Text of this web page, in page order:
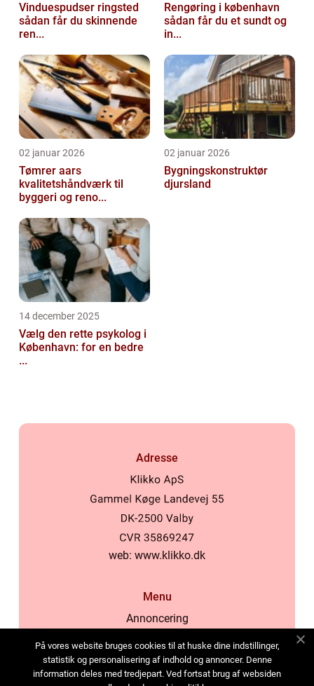
Vinduespudser ringsted
sådan får du skinnende
ren...
Rengøring i københavn
sådan får du et sundt og
in...
02 januar 2026
Tømrer aars
kvalitetshåndværk til
byggeri og reno...
02 januar 2026
Bygningskonstruktør
djursland
14 december 2025
Vælg den rette psykolog i
København: for en bedre
...
Adresse
web: www.klikko.dk
Menu
Annoncering
Cookies
Kontakt os
På vores website bruges cookies til at huske dine indstillinger,
statistik og personalisering af indhold og annoncer. Denne
information deles med tredjepart. Ved fortsat brug af websiden